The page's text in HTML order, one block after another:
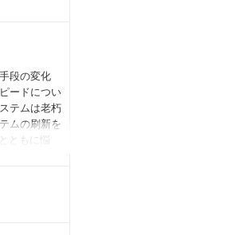
段の変化
ードについ
テムは老朽
ムの刷新を
ともに悩